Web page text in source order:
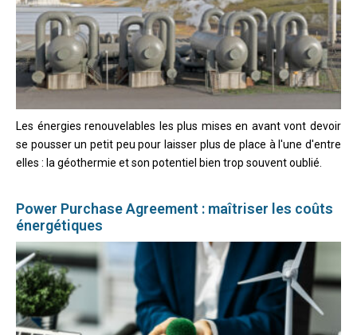
Les énergies renouvelables les plus mises en avant vont devoir
se pousser un petit peu pour laisser plus de place à l'une d'entre
elles : la géothermie et son potentiel bien trop souvent oublié.
Power Purchase Agreement : maîtriser les coûts
énergétiques